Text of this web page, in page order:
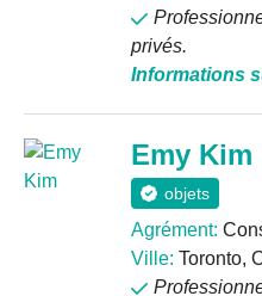
privés.
Informations
Emy Kim
objets
Agrément:
Ville: Toronto,